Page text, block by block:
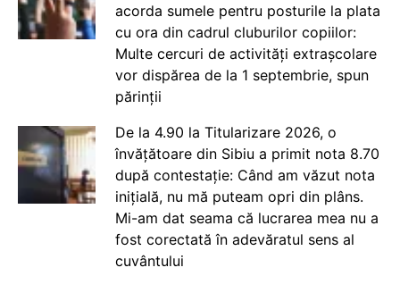
acorda sumele pentru posturile la plata
cu ora din cadrul cluburilor copiilor:
Multe cercuri de activități extrașcolare
vor dispărea de la 1 septembrie, spun
părinții
De la 4.90 la Titularizare 2026, o
învățătoare din Sibiu a primit nota 8.70
după contestație: Când am văzut nota
inițială, nu mă puteam opri din plâns.
Mi-am dat seama că lucrarea mea nu a
fost corectată în adevăratul sens al
cuvântului